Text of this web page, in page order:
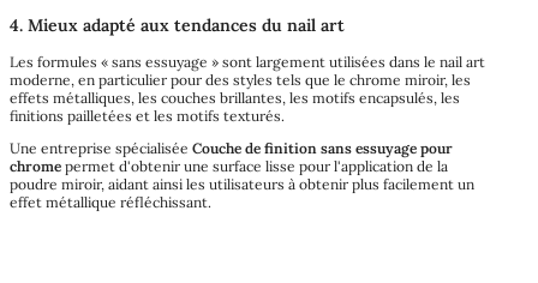
4. Mieux adapté aux tendances du nail art
Les formules « sans essuyage » sont largement utilisées dans le nail art
moderne, en particulier pour des styles tels que le chrome miroir, les
effets métalliques, les couches brillantes, les motifs encapsulés, les
finitions pailletées et les motifs texturés.
Une entreprise spécialisée Couche de finition sans essuyage pour
chrome permet d'obtenir une surface lisse pour l'application de la
poudre miroir, aidant ainsi les utilisateurs à obtenir plus facilement un
effet métallique réfléchissant.